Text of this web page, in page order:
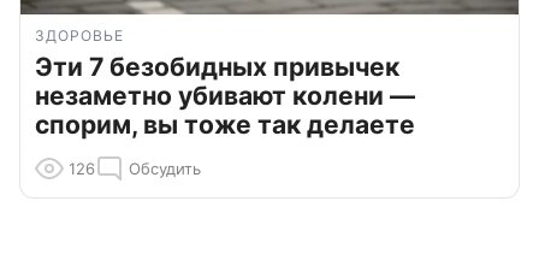
ЗДОРОВЬЕ
Эти 7 безобидных привычек
незаметно убивают колени —
спорим, вы тоже так делаете
126 Обсудить